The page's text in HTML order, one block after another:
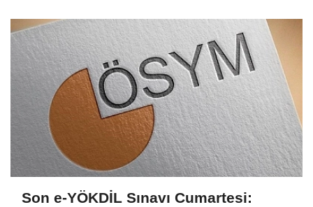
Son e-YÖKDİL Sınavı Cumartesi: